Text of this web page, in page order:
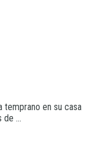
temprano en su casa
de ...